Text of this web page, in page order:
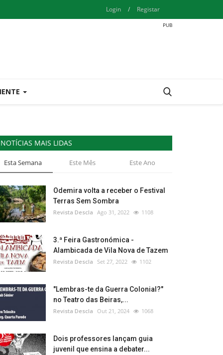
Login / Registar
NOTÍCIAS MAIS LIDAS
Esta Semana Este Mês Este Ano
Odemira volta a receber o Festival
Terras Sem Sombra
Revista Descla Ago 31, 2022 1108
3.ª Feira Gastronómica -
Alambicada de Vila Nova de Tazem
Revista Descla Set 27, 2022 1102
"Lembras-te da Guerra Colonial?"
no Teatro das Beiras,...
Revista Descla Out 21, 2024 1068
Dois professores lançam guia
juvenil que ensina a debater...